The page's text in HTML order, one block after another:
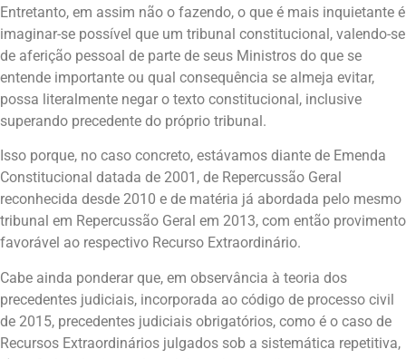
Entretanto, em assim não o fazendo, o que é mais inquietante é
imaginar-se possível que um tribunal constitucional, valendo-se
de aferição pessoal de parte de seus Ministros do que se
entende importante ou qual consequência se almeja evitar,
possa literalmente negar o texto constitucional, inclusive
superando precedente do próprio tribunal.
Isso porque, no caso concreto, estávamos diante de Emenda
Constitucional datada de 2001, de Repercussão Geral
reconhecida desde 2010 e de matéria já abordada pelo mesmo
tribunal em Repercussão Geral em 2013, com então provimento
favorável ao respectivo Recurso Extraordinário.
Cabe ainda ponderar que, em observância à teoria dos
precedentes judiciais, incorporada ao código de processo civil
de 2015, precedentes judiciais obrigatórios, como é o caso de
Recursos Extraordinários julgados sob a sistemática repetitiva,